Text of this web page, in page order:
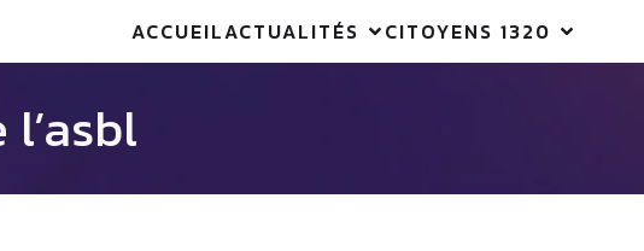
ACCUEILACTUALITÉS CITOYENS 1320